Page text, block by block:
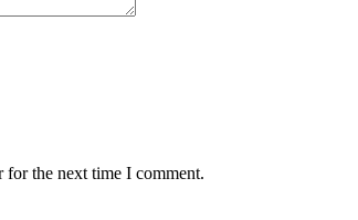
for the next time I comment.